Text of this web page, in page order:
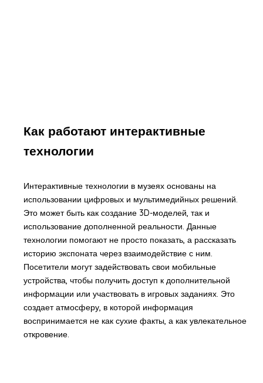
Как работают интерактивные
технологии
Интерактивные технологии в музеях основаны на
использовании цифровых и мультимедийных решений.
Это может быть как создание 3D-моделей, так и
использование дополненной реальности. Данные
технологии помогают не просто показать, а рассказать
историю экспоната через взаимодействие с ним.
Посетители могут задействовать свои мобильные
устройства, чтобы получить доступ к дополнительной
информации или участвовать в игровых заданиях. Это
создает атмосферу, в которой информация
воспринимается не как сухие факты, а как увлекательное
откровение.